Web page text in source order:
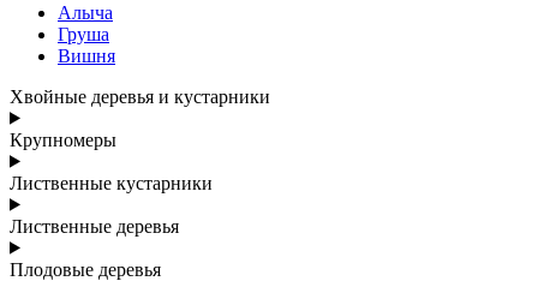
Алыча
Груша
Вишня
Хвойные деревья и кустарники
Крупномеры
Лиственные кустарники
Лиственные деревья
Плодовые деревья